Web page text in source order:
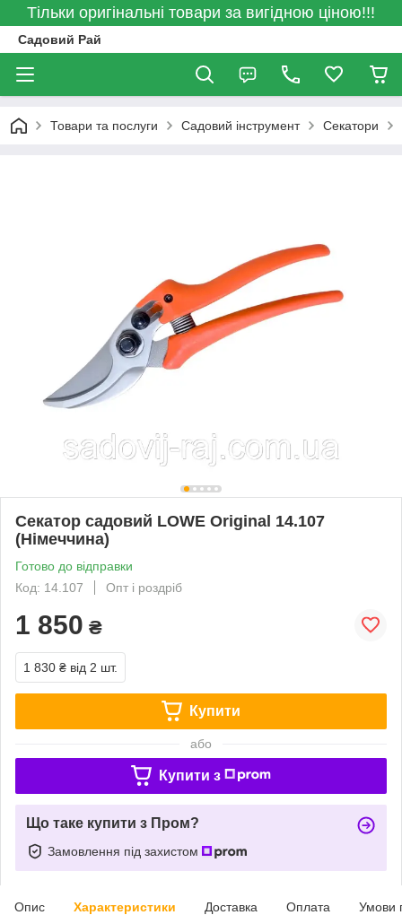
Тільки оригінальні товари за вигідною ціною!!!
Садовий Рай
Товари та послуги Садовий інструмент Секатори
Секатор садовий LOWE Original 14.107
(Німеччина)
Готово до відправки
Код: 14.107
Опт і роздріб
1 850 ₴
1 830 ₴ від 2 шт.
Купити
або
Купити з
Що таке купити з Пром?
Замовлення під захистом
Опис Характеристики Доставка Оплата Умови